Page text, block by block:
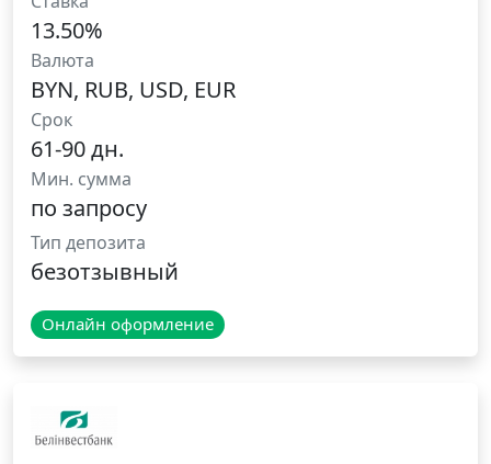
13.50%
Валюта
BYN, RUB, USD, EUR
Срок
61-90 дн.
Мин. сумма
по запросу
Тип депозита
безотзывный
Онлайн оформление